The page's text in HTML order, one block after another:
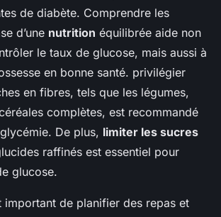
de diabète. Comprendre les
d’une nutrition équilibrée aide non
le taux de glucose, mais aussi à
en bonne santé. privilégier
en fibres, tels que les légumes,
complètes, est recommandé
De plus, limiter les sucres
raffinés est essentiel pour
glucose.
important de planifier des repas et